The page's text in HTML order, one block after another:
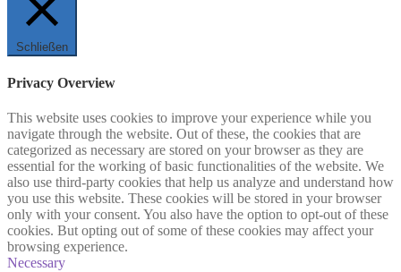
Schließen
Privacy Overview
This website uses cookies to improve your experience while you
navigate through the website. Out of these, the cookies that are
categorized as necessary are stored on your browser as they are
essential for the working of basic functionalities of the website. We
also use third-party cookies that help us analyze and understand how
you use this website. These cookies will be stored in your browser
only with your consent. You also have the option to opt-out of these
cookies. But opting out of some of these cookies may affect your
browsing experience.
Necessary